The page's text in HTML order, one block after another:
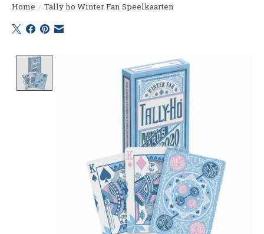
Home / Tally ho Winter Fan Speelkaarten
Product image slideshow Items